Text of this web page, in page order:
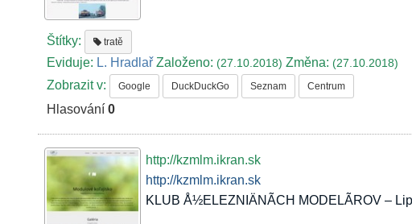
Štítky: tratě
Eviduje: L. Hradlař Založeno:(27.10.2018)Změna:(27.10.2018)
Zobrazit v: Google DuckDuckGo Seznam Centrum
Hlasování0
http://kzmlm.ikran.sk
http://kzmlm.ikran.sk
KLUB Å½ELEZNIÄNÃCH MODELÃROV –